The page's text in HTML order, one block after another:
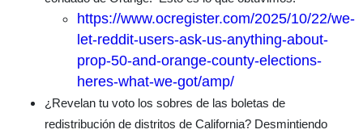
https://www.ocregister.com/2025/10/22/we-
let-reddit-users-ask-us-anything-about-
prop-50-and-orange-county-elections-
heres-what-we-got/amp/
¿Revelan tu voto los sobres de las boletas de
redistribución de distritos de California? Desmintiendo